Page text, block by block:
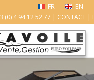
FR EN
(0) 4 94 12 52 77 | CONTACT|